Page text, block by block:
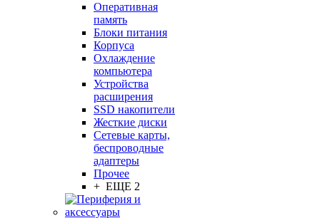
Оперативная
память
Блоки питания
Корпуса
Охлаждение
компьютера
Устройства
расширения
SSD накопители
Жесткие диски
Сетевые карты,
беспроводные
адаптеры
Прочее
+ ЕЩЕ 2